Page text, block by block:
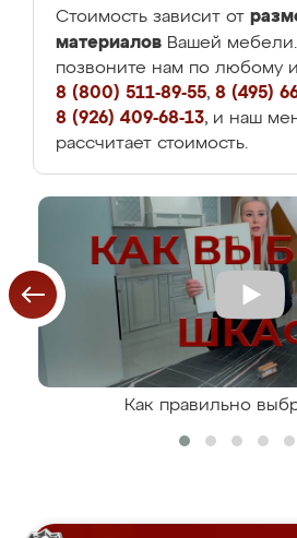
Стоимость зависит от
материалов Вашей
позвоните нам по любому
8 (800) 511-89-55, 8 (495)
8 (926) 409-68-13, и наш
рассчитает стоимость.
Как правильно